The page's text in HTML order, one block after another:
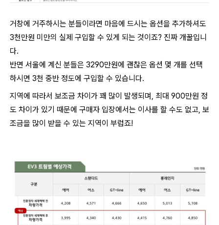
거창에 거주하시는 분들이라면 마음에 드시는 옵션을 추가하셔도
3천만원 미만의 실제 구입할 수 있게 되는 것이죠? 진짜 개꿀입니
다.
반면 서울에 계신 분들은 3290만원에 괜찮은 옵션 몇 개를 선택
하시면 3천 중반 정도에 구입할 수 있습니다.
지역에 따라서 보조금 차이가 꽤 많이 발생되며, 최대 900만원 정
도 차이가 있기 때문에 구매자 입장에서는 이사를 할 수도 없고, 보
조금을 많이 받을 수 있는 지역이 부럽죠!